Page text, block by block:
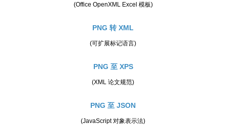
(Office OpenXML Excel 模板)
PNG 转 XML
(可扩展标记语言)
PNG 至 XPS
(XML 论文规范)
PNG 至 JSON
(JavaScript 对象表示法)